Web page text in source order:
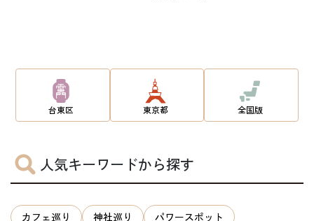
台東区 東京都 全国版
人気キーワードから探す
カフェ巡り 神社巡り パワースポット